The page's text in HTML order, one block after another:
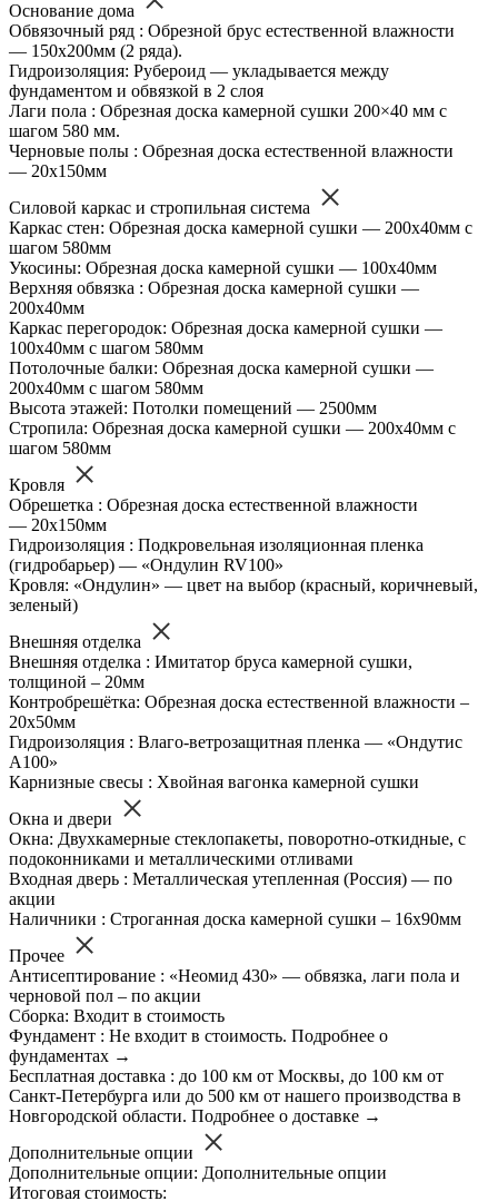
Основание дома
Обвязочный ряд : Обрезной брус естественной влажности
— 150х200мм (2 ряда).
Гидроизоляция: Рубероид — укладывается между
фундаментом и обвязкой в 2 слоя
Лаги пола : Обрезная доска камерной сушки 200×40 мм с
шагом 580 мм.
Черновые полы : Обрезная доска естественной влажности
— 20х150мм
Силовой каркас и стропильная система
Каркас стен: Обрезная доска камерной сушки — 200х40мм с
шагом 580мм
Укосины: Обрезная доска камерной сушки — 100х40мм
Верхняя обвязка : Обрезная доска камерной сушки —
200х40мм
Каркас перегородок: Обрезная доска камерной сушки —
100х40мм с шагом 580мм
Потолочные балки: Обрезная доска камерной сушки —
200х40мм с шагом 580мм
Высота этажей: Потолки помещений — 2500мм
Стропила: Обрезная доска камерной сушки — 200х40мм с
шагом 580мм
Кровля
Обрешетка : Обрезная доска естественной влажности
— 20х150мм
Гидроизоляция : Подкровельная изоляционная пленка
(гидробарьер) — «Ондулин RV100»
Кровля: «Ондулин» — цвет на выбор (красный, коричневый,
зеленый)
Внешняя отделка
Внешняя отделка : Имитатор бруса камерной сушки,
толщиной – 20мм
Контробрешётка: Обрезная доска естественной влажности –
20х50мм
Гидроизоляция : Влаго-ветрозащитная пленка — «Ондутис
А100»
Карнизные свесы : Хвойная вагонка камерной сушки
Окна и двери
Окна: Двухкамерные стеклопакеты, поворотно-откидные, с
подоконниками и металлическими отливами
Входная дверь : Металлическая утепленная (Россия) — по
акции
Наличники : Строганная доска камерной сушки – 16х90мм
Прочее
Антисептирование : «Неомид 430» — обвязка, лаги пола и
черновой пол – по акции
Сборка: Входит в стоимость
Фундамент : Не входит в стоимость. Подробнее о
фундаментах →
Бесплатная доставка : до 100 км от Москвы, до 100 км от
Санкт-Петербурга или до 500 км от нашего производства в
Новгородской области. Подробнее о доставке →
Дополнительные опции
Дополнительные опции: Дополнительные опции
Итоговая стоимость: